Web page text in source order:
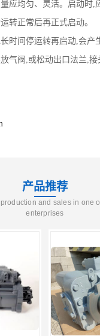
应均匀、灵活。启动时,
转正常后再正式启动。
时间停运转再启动,会产
气阀,或松动出口法兰,接
产品推荐
and sales in one
enterprises